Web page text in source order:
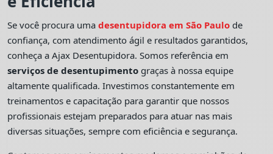
Se você procura umadesentupidora em São Paulo de
confiança, com atendimento ágil e resultados garantidos,
conheça a Ajax Desentupidora. Somos referência em
serviços de desentupimento graças à nossa equipe
altamente qualificada. Investimos constantemente em
treinamentos e capacitação para garantir que nossos
profissionais estejam preparados para atuar nas mais
diversas situações, sempre com eficiência e segurança.